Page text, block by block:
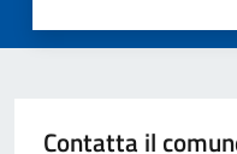
Contatta il